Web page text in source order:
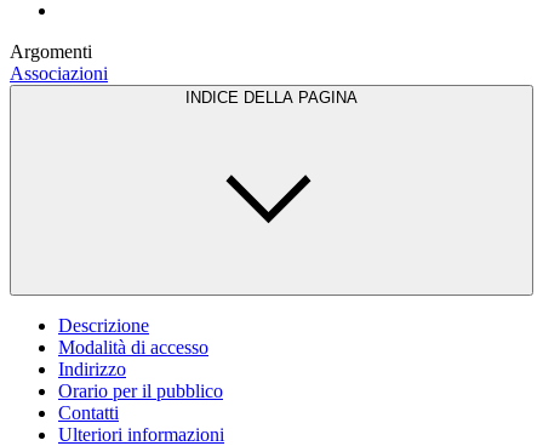
Argomenti
Associazioni
INDICE DELLA PAGINA
Descrizione
Modalità di accesso
Indirizzo
Orario per il pubblico
Contatti
Ulteriori informazioni